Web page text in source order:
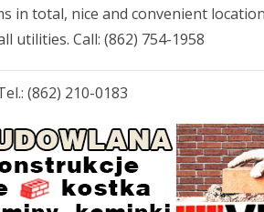
in total, nice and convenient
Call: (862) 754-1958
(862) 210-0183